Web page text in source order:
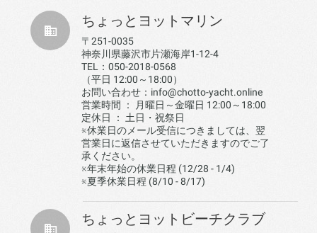
ちょっとヨットマリン
〒251-0035
神奈川県藤沢市片瀬海岸1-12-4
TEL：050-2018-0568
（平日 12:00～18:00）
お問い合わせ：info@chotto-yacht.online
営業時間 ： 月曜日～金曜日 12:00～18:00
定休日 ： 土日・祝祭日
※休業日のメール受信につきましては、翌
営業日に返信させていただきますのでご了
承ください。
※年末年始の休業日程 (12/28 - 1/4)
※夏季休業日程 (8/10 - 8/17)
ちょっとヨットビーチクラブ